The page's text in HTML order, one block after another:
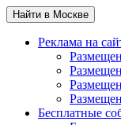
Найти в Москве
Реклама на
Бесплатные